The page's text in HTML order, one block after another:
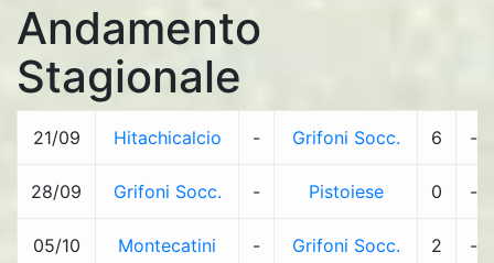
Andamento
Stagionale
21/09 Hitachicalcio - Grifoni Socc. 6 -
28/09 Grifoni Socc. - Pistoiese 0 -
05/10
Montecatini
- Grifoni Socc. 2 -